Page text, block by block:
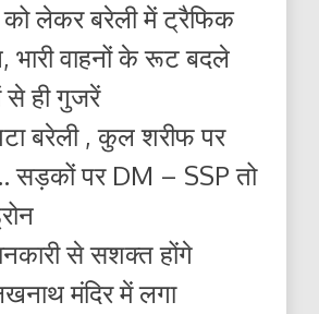
को लेकर बरेली में ट्रैफिक
भारी वाहनों के रूट बदले
ही गुजरें
बरेली , कुल शरीफ पर
सड़कों पर DM – SSP तो
से सशक्त होंगे
मंदिर में लगा